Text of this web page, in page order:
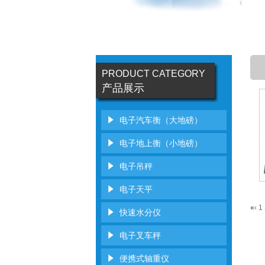
PRODUCT CATEGORY
产品展示
电子汽车衡（大地磅）
电子地上衡（小地磅）
电子吊秤
电子天平
快速水分仪
电子叉车秤
便携式轴重仪
«‹ 1